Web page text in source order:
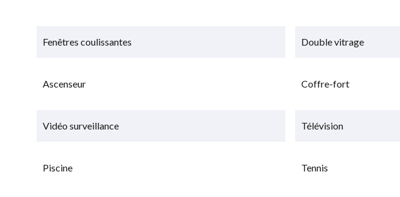
Fenêtres coulissantes Double vitrage
Ascenseur Coffre-fort
Vidéo surveillance Télévision
Piscine Tennis